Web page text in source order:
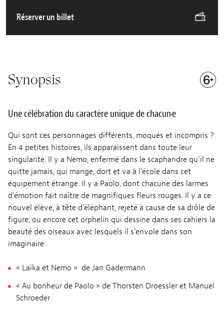
Réserver un billet
Synopsis
Une célébration du caractère unique de chacun·e
Qui sont ces personnages différents, moqués et incompris ?
En 4 petites histoires, ils apparaissent dans toute leur
singularité. Il y a Nemo, enfermé dans le scaphandre qu’il ne
quitte jamais, qui mange, dort et va à l’école dans cet
équipement étrange. Il y a Paolo, dont chacune des larmes
d’émotion fait naître de magnifiques fleurs rouges. Il y a ce
nouvel élève, à tête d’éléphant, rejeté à cause de sa drôle de
figure, ou encore cet orphelin qui dessine dans ses cahiers la
beauté des oiseaux avec lesquels il s’envole dans son
imaginaire.
« Laïka et Nemo » de Jan Gadermann
« Au bonheur de Paolo » de Thorsten Droessler et Manuel
Schroeder